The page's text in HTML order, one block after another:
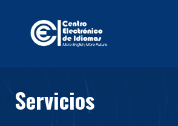
contenido
Servicios